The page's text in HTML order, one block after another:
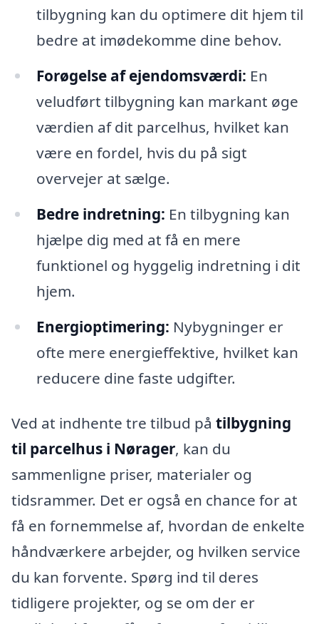
tilbygning kan du optimere dit hjem til
bedre at imødekomme dine behov.
Forøgelse af ejendomsværdi: En
veludført tilbygning kan markant øge
værdien af dit parcelhus, hvilket kan
være en fordel, hvis du på sigt
overvejer at sælge.
Bedre indretning: En tilbygning kan
hjælpe dig med at få en mere
funktionel og hyggelig indretning i dit
hjem.
Energioptimering: Nybygninger er
ofte mere energieffektive, hvilket kan
reducere dine faste udgifter.
Ved at indhente tre tilbud på tilbygning
til parcelhus i Nørager, kan du
sammenligne priser, materialer og
tidsrammer. Det er også en chance for at
få en fornemmelse af, hvordan de enkelte
håndværkere arbejder, og hvilken service
du kan forvente. Spørg ind til deres
tidligere projekter, og se om der er